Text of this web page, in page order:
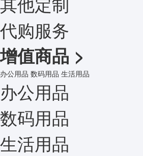
代购服务
增值商品 >
办公用品 数码用品 生活用品
办公用品
数码用品
生活用品